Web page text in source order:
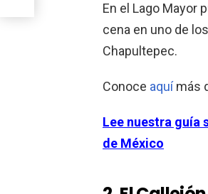
En el Lago Mayor
cena en uno de
Chapultepec.
Conoce aquímás
Lee nuestra guía
de México